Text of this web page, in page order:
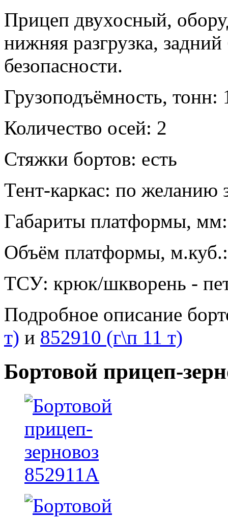
Прицеп двухосный,
нижняя разгрузка,
безопасности.
Грузоподъёмность, тонн:
Количество осей: 2
Стяжки бортов: есть
Тент-каркас: по желанию
Габариты платформы,
Объём платформы,
ТСУ: крюк/шкворень -
Подробное описание
т) и 852910 (г\п 11 т)
Бортовой прицеп-